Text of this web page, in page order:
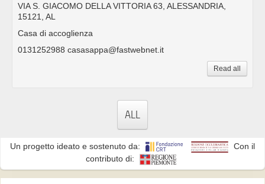
VIA S. GIACOMO DELLA VITTORIA 63, ALESSANDRIA,
15121, AL
Casa di accoglienza
0131252988 casasappa@fastwebnet.it
Read all
ALL
Un progetto ideato e sostenuto da:
Con il
contributo di: